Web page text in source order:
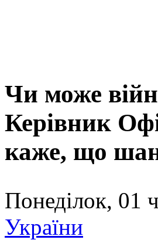
Чи може
Керівник
каже, що
Понеділок, 01
України